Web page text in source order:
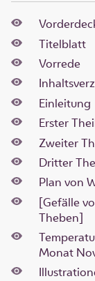
Titelblatt
Vorrede
Einleitung
Erster
Zweiter
Dritter
Plan von
[Gefälle
Theben]
Monat